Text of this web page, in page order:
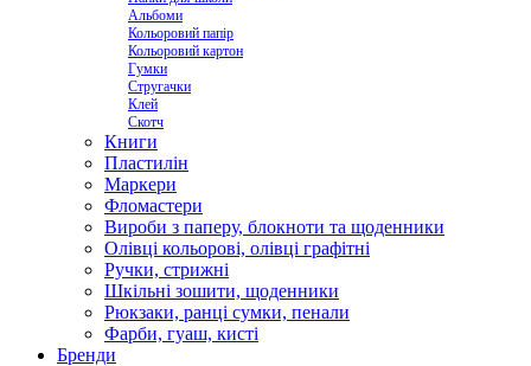
Альбоми
Кольоровий папір
Кольоровий картон
Гумки
Стругачки
Клей
Скотч
Книги
Пластилін
Маркери
Фломастери
Вироби з паперу, блокноти та щоденники
Олівці кольорові, олівці графітні
Ручки, стрижні
Шкільні зошити, щоденники
Рюкзаки, ранці сумки, пенали
Фарби, гуаш, кисті
Бренди